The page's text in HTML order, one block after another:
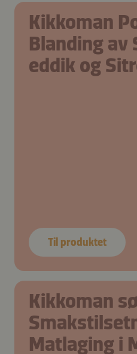
Kikkoman
Blanding av
eddik og
Til produktet
Kikkoman
Matlaging i